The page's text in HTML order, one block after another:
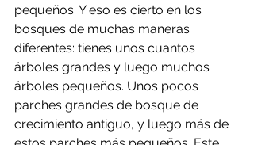
pequeños. Y eso es cierto en los
bosques de muchas maneras
diferentes: tienes unos cuantos
árboles grandes y luego muchos
árboles pequeños. Unos pocos
parches grandes de bosque de
crecimiento antiguo, y luego más de